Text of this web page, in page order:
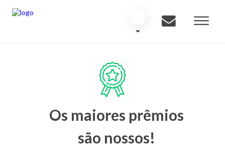
Os maiores prêmios
são nossos!